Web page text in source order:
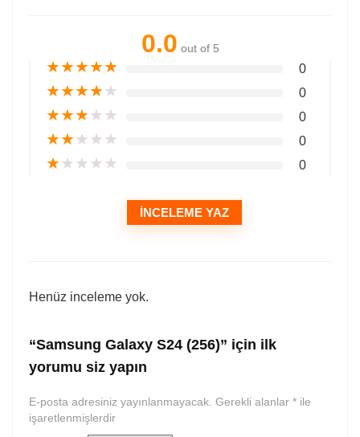
0.0 out of 5
★★★★★ 0
★★★★★ 0
★★★★★ 0
★★★★★ 0
★★★★★ 0
İNCELEME YAZ
Henüz inceleme yok.
“Samsung Galaxy S24 (256)” için ilk
yorumu siz yapın
E-posta adresiniz yayınlanmayacak. Gerekli alanlar * ile
işaretlenmişlerdir